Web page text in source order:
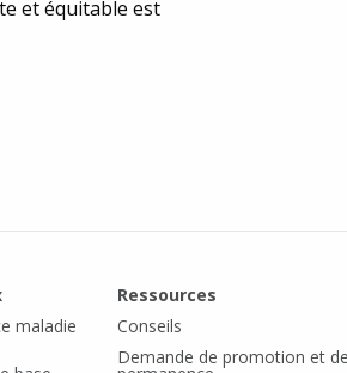
et équitable est
maladie
Ressources
Conseils
Demande de promotion et de